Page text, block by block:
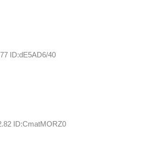
ID:dE5AD6/40
ID:CmatMORZ0